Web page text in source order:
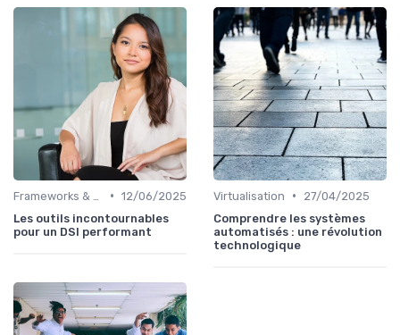
• 12/06/2025
Les outils incontournables
pour un DSI performant
Virtualisation •
27/04/2025
Comprendre les systèmes
automatisés : une révolution
technologique